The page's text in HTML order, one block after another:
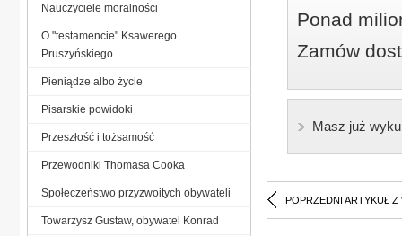
Ponad
Zamów
Masz już
POPRZEDNI ARTYKUŁ Z
Nauczyciele moralności
O "testamencie" Ksawerego
Pruszyńskiego
Pieniądze albo życie
Pisarskie powidoki
Przeszłość i tożsamość
Przewodniki Thomasa Cooka
Społeczeństwo przyzwoitych obywateli
Towarzysz Gustaw, obywatel Konrad